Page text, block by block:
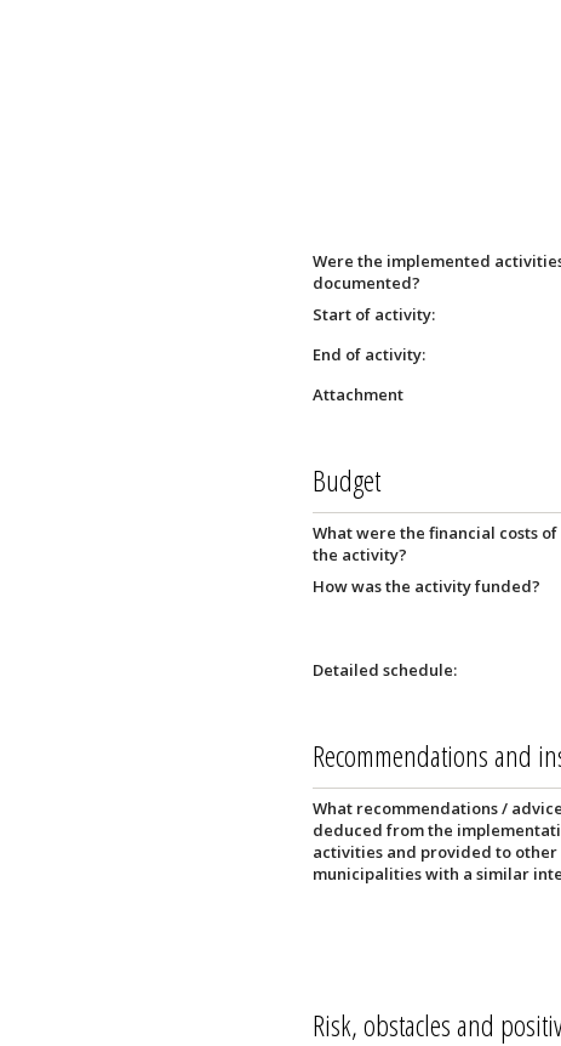
Were the implemented
documented?
Start of activity:
End of activity:
Attachment
Budget
What were the financial costs
the activity?
How was the activity funded?
Detailed schedule:
Recommendations and
What recommendations /
deduced from the
activities and provided to other
municipalities with a similar
Risk, obstacles and